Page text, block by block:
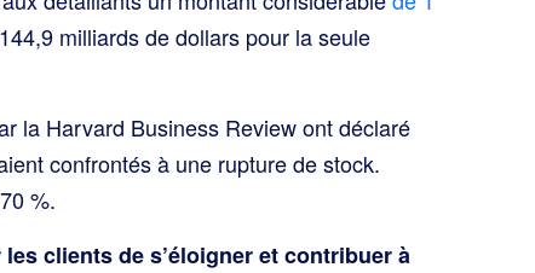
milliards de dollars pour la seule
la Harvard Business Review ont déclaré
confrontés à une rupture de stock.
%.
clients de s’éloigner et contribuer à